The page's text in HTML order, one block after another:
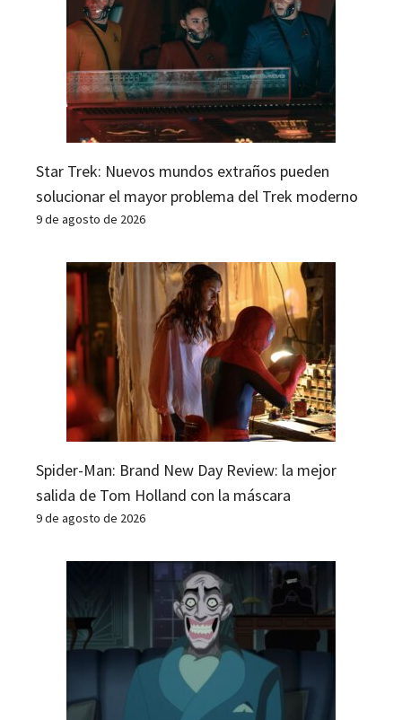
Star Trek: Nuevos mundos extraños pueden
solucionar el mayor problema del Trek moderno
9 de agosto de 2026
Spider-Man: Brand New Day Review: la mejor
salida de Tom Holland con la máscara
9 de agosto de 2026